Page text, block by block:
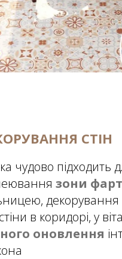
СТІН
чудово підходить
зони
в коридорі, у
оновлення